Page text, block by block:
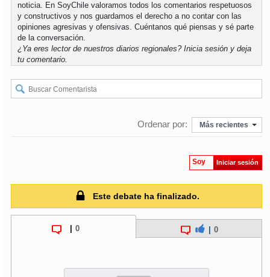
noticia. En SoyChile valoramos todos los comentarios respetuosos
y constructivos y nos guardamos el derecho a no contar con las
opiniones agresivas y ofensivas. Cuéntanos qué piensas y sé parte
de la conversación.
¿Ya eres lector de nuestros diarios regionales?Inicia sesión y deja
tu comentario.
Ordenar por: Más recientes
Soy Iniciar sesión
Este debate ha finalizado.
0 0